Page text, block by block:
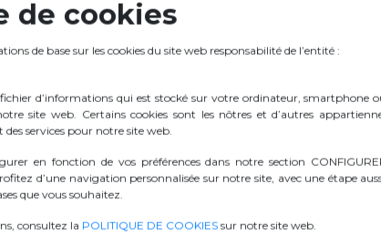
toutes les fonctions depuis votre canapé ou à distance.
et un pied de sol qui s'adapte à tous les espaces.
qualité sonore.
de cookies
de base sur les cookies du site web responsabilité de l’entité :
d’informations qui est stocké sur votre ordinateur, smartphone
site web. Certains cookies sont les nôtres et d’autres
services pour notre site web.
en fonction de vos préférences dans notre section
d’une navigation personnalisée sur notre site, avec une étape
que vous souhaitez.
consultez la POLITIQUE DE COOKIES sur notre site web.